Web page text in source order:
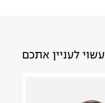
עשוי לעניין אתכם